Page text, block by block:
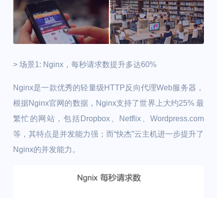
> 场景1: Nginx，每秒请求数提升多达60%
Nginx是一款优秀的轻量级HTTP反向代理Web服务器，
根据Nginx官网的数据，Nginx支持了世界上大约25% 最
繁忙的网站，包括Dropbox、Netflix、Wordpress.com
等，其特点是并发能力强；而“快杰”云主机进一步提升了
Nginx的并发能力。